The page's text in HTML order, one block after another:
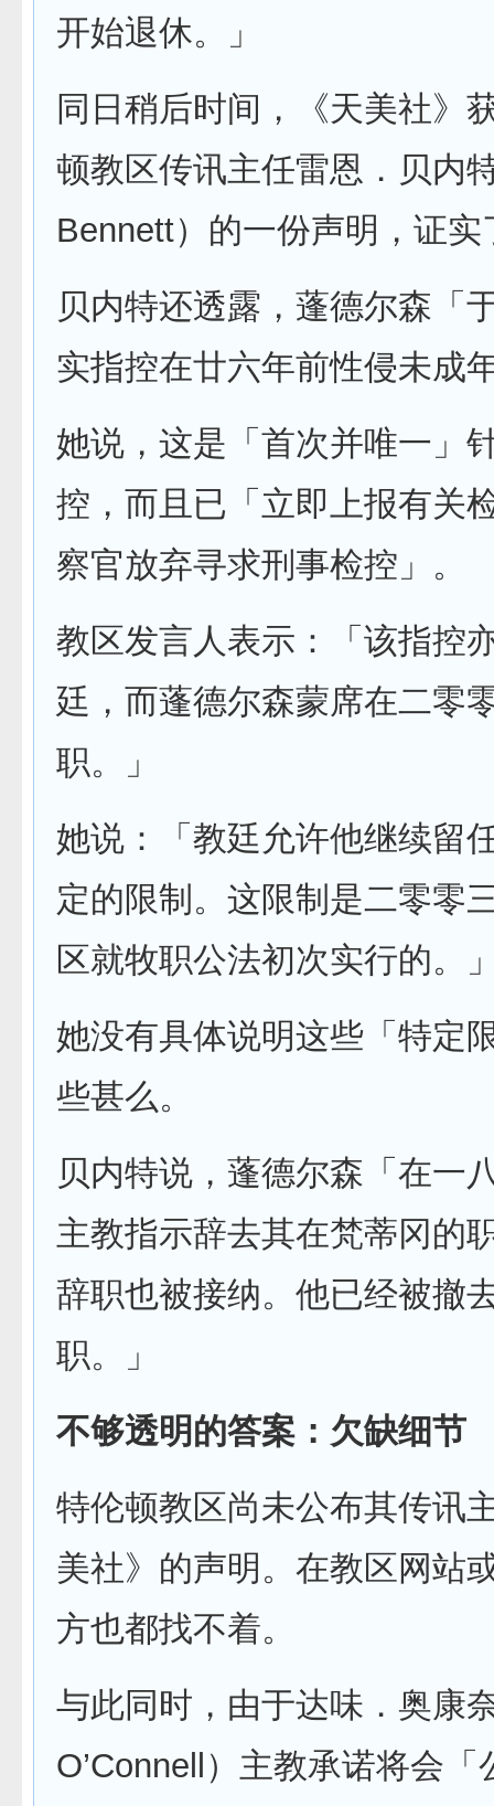
开始退休。」
同日稍后时间，《天美社》
顿教区传讯主任雷恩．贝内
Bennett）的一份声明，证实
贝内特还透露，蓬德尔森「
实指控在廿六年前性侵未成
她说，这是「首次并唯一」
控，而且已「立即上报有关
察官放弃寻求刑事检控」。
教区发言人表示：「该指控
廷，而蓬德尔森蒙席在二零
职。」
她说：「教廷允许他继续留
定的限制。这限制是二零零
区就牧职公法初次实行的。
她没有具体说明这些「特定
些甚么。
贝内特说，蓬德尔森「在一
主教指示辞去其在梵蒂冈的
辞职也被接纳。他已经被撤
职。」
不够透明的答案：欠缺细节
特伦顿教区尚未公布其传讯
美社》的声明。在教区网站
方也都找不着。
与此同时，由于达味．奥康
O’Connell）主教承诺将会「